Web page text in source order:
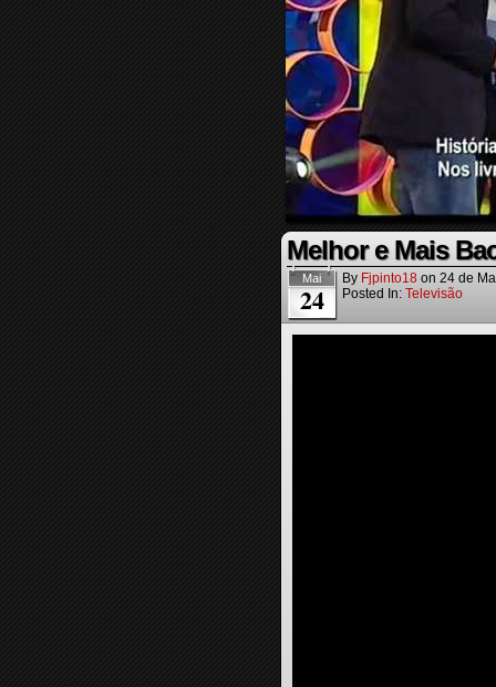
Melhor e Mais
Mai
24
By Fjpinto18 on 24 de
Posted In: Televisão